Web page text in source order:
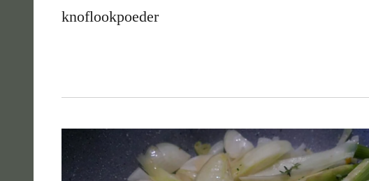
knoflookpoeder